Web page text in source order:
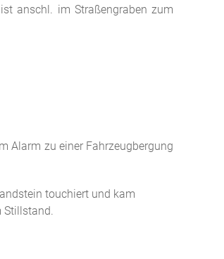
anschl. im Straßengraben zum
Alarm zu einer Fahrzeugbergung
touchiert und kam
Stillstand.